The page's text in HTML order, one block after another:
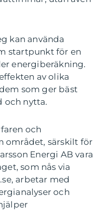
kan använda
startpunkt för en
energiberäkning.
av olika
som ger bäst
och nytta.
och
området, särskilt för
Energi AB vara
som nås via
arbetar med
och